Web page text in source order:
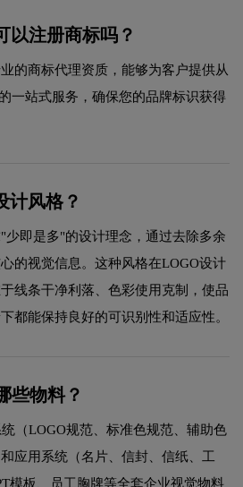
以注册商标吗？
的商标代理资质，能够为客户提供从
一站式服务，确保您的品牌标识获得
计风格？
少即是多"的设计理念，通过去除多余
的视觉信息。这种风格在LOGO设计
线条干净利落、色彩使用克制，使品
都能保持良好的可识别性和适应性。
些物料？
（LOGO规范、标准色规范、辅助色
应用系统（名片、信封、信纸、工
模板、员工胸牌等全套企业视觉物料